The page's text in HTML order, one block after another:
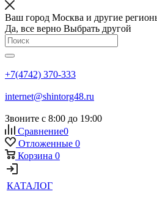
Ваш город Москва и другие
Да, все верно Выбрать другой
+7(4742) 370-333
internet@shintorg48.ru
Звоните с 8:00 до 19:00
Сравнение0
Отложенные 0
Корзина 0
КАТАЛОГ